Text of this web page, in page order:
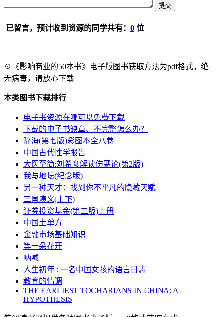
已留言，预计收到资源的同学共有： 0 位
☉《影响商业的50本书》电子版图书获取方法为pdf格式，绝
无病毒，请放心下载
本类图书下载排行
电子书资源在哪可以免费下载
下载的电子书缺章、不完整怎么办？
辞海(第七版)彩图本全八卷
中国古代性学报告
大医至简:刘希彦解读伤寒论(第2版)
我与地坛(纪念版)
另一种天才：找到你不平凡的隐藏天赋
三国演义(上下)
证券投资基金(第二版)上册
中国土单方
金融市场基础知识
等一朵花开
呐喊
人生初年 : 一名中国女孩的语言日志
教育的情调
THE EARLIEST TOCHARIANS IN CHINA: A
HYPOTHESIS